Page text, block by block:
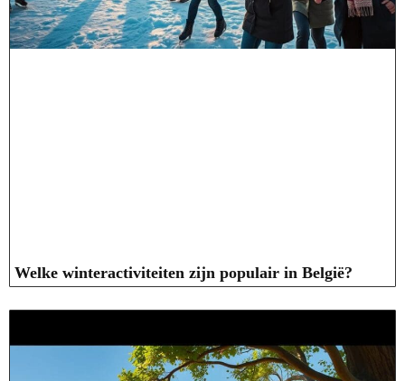
Welke winteractiviteiten zijn populair in België?